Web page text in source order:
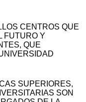
CENTROS QUE
FUTURO Y
QUE
SUPERIORES,
SON